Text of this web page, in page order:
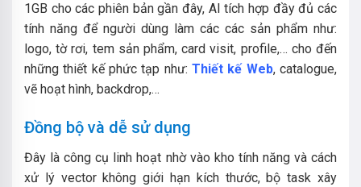
1GB cho các phiên bản gần đây, AI tích hợp đầy đủ các
tính năng để người dùng làm các các sản phẩm như:
logo, tờ rơi, tem sản phẩm, card visit, profile,… cho đến
những thiết kế phức tạp như: Thiết kế Web, catalogue,
vẽ hoạt hình, backdrop,…
Đồng bộ và dễ sử dụng
Đây là công cụ linh hoạt nhờ vào kho tính năng và cách
xử lý vector không giới hạn kích thước, bộ task xây